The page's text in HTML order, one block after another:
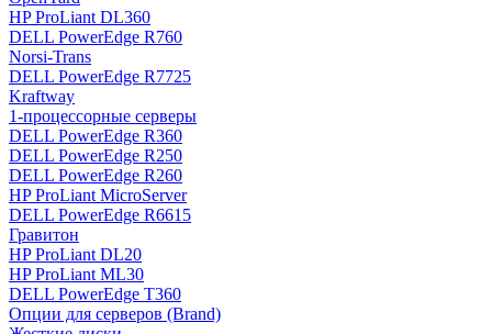
HP ProLiant DL360
DELL PowerEdge R760
Norsi-Trans
DELL PowerEdge R7725
Kraftway
1-процессорные серверы
DELL PowerEdge R360
DELL PowerEdge R250
DELL PowerEdge R260
HP ProLiant MicroServer
DELL PowerEdge R6615
Гравитон
HP ProLiant DL20
HP ProLiant ML30
DELL PowerEdge T360
Опции для серверов (Brand)